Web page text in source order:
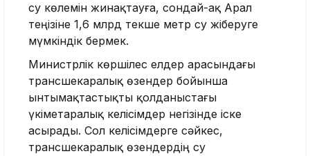
су көлемін жинақтауға, сондай-ақ Арал
теңізіне 1,6 млрд текше метр су жіберуге
мүмкіндік бермек.
Министрлік көршілес елдер арасындағы
трансшекаралық өзендер бойынша
ынтымақтастықты қолданыстағы
үкіметаралық келісімдер негізінде іске
асырады. Сол келісімдерге сәйкес,
трансшекаралық өзендердің су